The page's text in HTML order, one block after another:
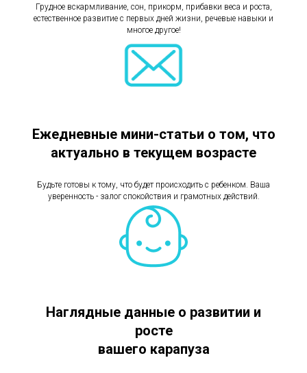
Грудное вскармливание, сон, прикорм, прибавки веса и роста,
естественное развитие с первых дней жизни, речевые навыки и
многое другое!
Ежедневные мини-статьи о том, что
актуально в текущем возрасте
Будьте готовы к тому, что будет происходить с ребенком. Ваша
уверенность - залог спокойствия и грамотных действий.
Наглядные данные о развитии и
росте
вашего карапуза